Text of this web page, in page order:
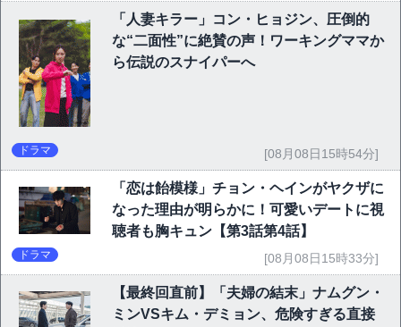
「人妻キラー」コン・ヒョジン、圧倒的
な“二面性”に絶賛の声！ワーキングママか
ら伝説のスナイパーへ
ドラマ [08月08日15時54分]
「恋は飴模様」チョン・ヘインがヤクザに
なった理由が明らかに！可愛いデートに視
聴者も胸キュン【第3話第4話】
ドラマ [08月08日15時33分]
【最終回直前】「夫婦の結末」ナムグン・
ミンVSキム・デミョン、危険すぎる直接